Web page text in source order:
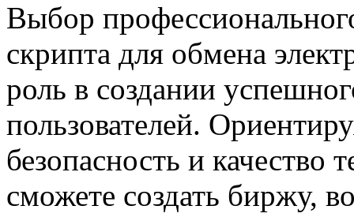
Выбор
скрипта для обмена
роль в создании
пользователей.
безопасность и качество
сможете создать биржу,